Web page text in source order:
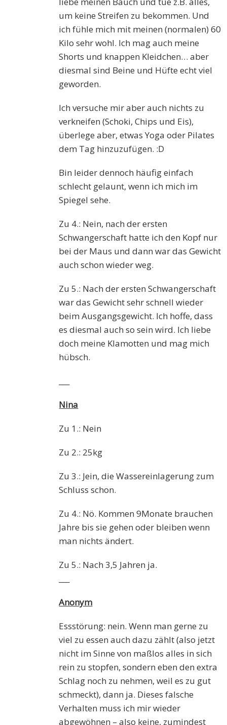
um keine Streifen zu bekommen. Und
ich fühle mich mit meinen (normalen) 60
Kilo sehr wohl. Ich mag auch meine
Shorts und knappen Kleidchen… aber
diesmal sind Beine und Hüfte echt viel
geworden.
Ich versuche mir aber auch nichts zu
verkneifen (Schoki, Chips und Eis),
überlege aber, etwas Yoga oder Pilates
dem Tag hinzuzufügen. :D
Bin leider dennoch häufig einfach
schlecht gelaunt, wenn ich mich im
Spiegel sehe.
Zu 4.: Nein, nach der ersten
Schwangerschaft hatte ich den Kopf nur
bei der Maus und dann war das Gewicht
auch schon wieder weg.
Zu 5.: Nach der ersten Schwangerschaft
war das Gewicht sehr schnell wieder
beim Ausgangsgewicht. Ich hoffe, dass
es diesmal auch so sein wird. Ich liebe
doch meine Klamotten und mag mich
hübsch.
Nina
Zu 1.: Nein
Zu 2.: 25kg
Zu 3.: Jein, die Wassereinlagerung zum
Schluss schon.
Zu 4.: Nö. Kommen 9Monate brauchen
Jahre bis sie gehen oder bleiben wenn
man nichts ändert.
Zu 5.: Nach 3,5 Jahren ja.
Anonym
Essstörung: nein. Wenn man gerne zu
viel zu essen auch dazu zählt (also jetzt
nicht im Sinne von maßlos alles in sich
rein zu stopfen, sondern eben den extra
Schlag noch zu nehmen, weil es zu gut
schmeckt), dann ja. Dieses falsche
Verhalten muss ich mir wieder
abgewöhnen – also keine, zumindest